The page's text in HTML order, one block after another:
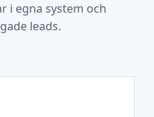
i egna system och
leads.